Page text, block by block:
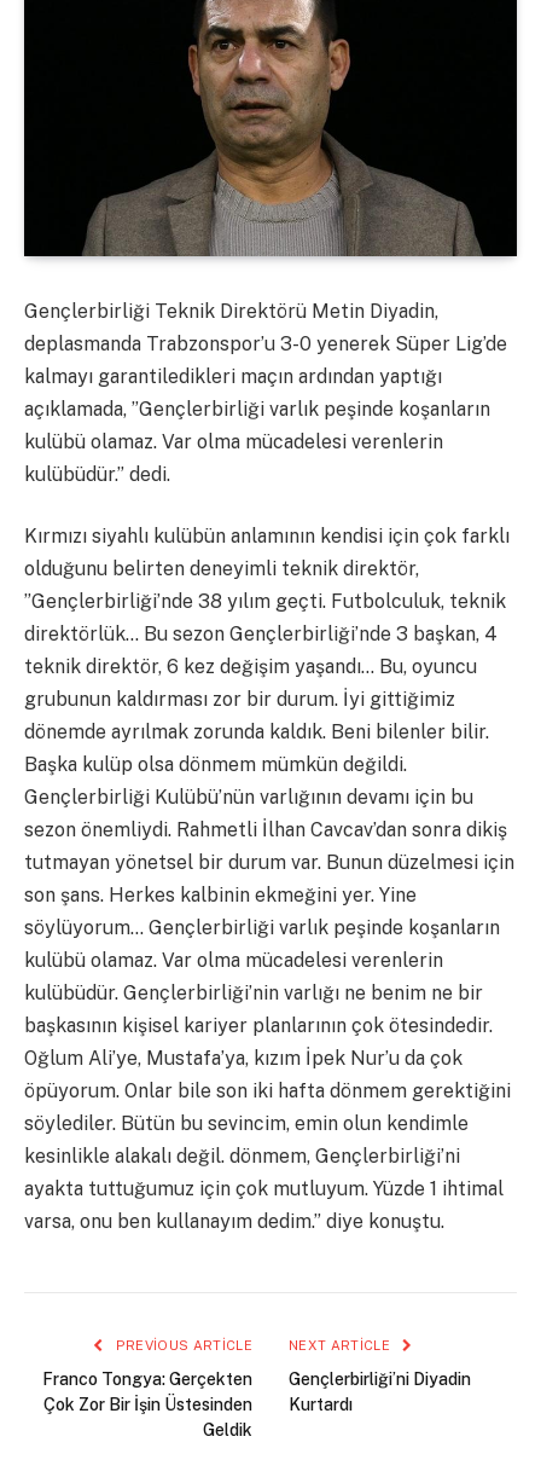
Gençlerbirliği Teknik Direktörü Metin Diyadin,
deplasmanda Trabzonspor’u 3-0 yenerek Süper Lig’de
kalmayı garantiledikleri maçın ardından yaptığı
açıklamada, ”Gençlerbirliği varlık peşinde koşanların
kulübü olamaz. Var olma mücadelesi verenlerin
kulübüdür.” dedi.
Kırmızı siyahlı kulübün anlamının kendisi için çok farklı
olduğunu belirten deneyimli teknik direktör,
”Gençlerbirliği’nde 38 yılım geçti. Futbolculuk, teknik
direktörlük… Bu sezon Gençlerbirliği’nde 3 başkan, 4
teknik direktör, 6 kez değişim yaşandı… Bu, oyuncu
grubunun kaldırması zor bir durum. İyi gittiğimiz
dönemde ayrılmak zorunda kaldık. Beni bilenler bilir.
Başka kulüp olsa dönmem mümkün değildi.
Gençlerbirliği Kulübü’nün varlığının devamı için bu
sezon önemliydi. Rahmetli İlhan Cavcav’dan sonra dikiş
tutmayan yönetsel bir durum var. Bunun düzelmesi için
son şans. Herkes kalbinin ekmeğini yer. Yine
söylüyorum… Gençlerbirliği varlık peşinde koşanların
kulübü olamaz. Var olma mücadelesi verenlerin
kulübüdür. Gençlerbirliği’nin varlığı ne benim ne bir
başkasının kişisel kariyer planlarının çok ötesindedir.
Oğlum Ali’ye, Mustafa’ya, kızım İpek Nur’u da çok
öpüyorum. Onlar bile son iki hafta dönmem gerektiğini
söylediler. Bütün bu sevincim, emin olun kendimle
kesinlikle alakalı değil. dönmem, Gençlerbirliği’ni
ayakta tuttuğumuz için çok mutluyum. Yüzde 1 ihtimal
varsa, onu ben kullanayım dedim.” diye konuştu.
PREVIOUS ARTICLE
Franco Tongya: Gerçekten
Çok Zor Bir İşin Üstesinden
Geldik
NEXT ARTICLE
Gençlerbirliği’ni Diyadin
Kurtardı